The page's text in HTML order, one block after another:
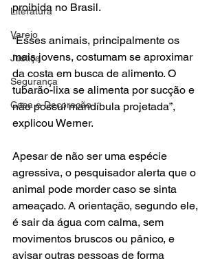
Literatura
Varejo
Justiça
Segurança
Casa e Decoração
proibida no Brasil.
“Esses animais, principalmente os
mais jovens, costumam se aproximar
da costa em busca de alimento. O
tubarão-lixa se alimenta por sucção e
não possui mandíbula projetada”,
explicou Werner.
Apesar de não ser uma espécie
agressiva, o pesquisador alerta que o
animal pode morder caso se sinta
ameaçado. A orientação, segundo ele,
é sair da água com calma, sem
movimentos bruscos ou pânico, e
avisar outras pessoas de forma